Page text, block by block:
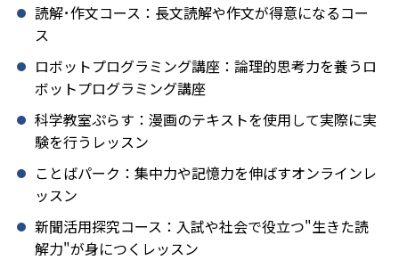
読解･作文コース：長文読解や作文が得意になるコー
ス
ロボットプログラミング講座：論理的思考力を養うロ
ボットプログラミング講座
科学教室ぷらす：漫画のテキストを使用して実際に実
験を行うレッスン
ことばパーク：集中力や記憶力を伸ばすオンラインレ
ッスン
新聞活用探究コース：入試や社会で役立つ"生きた読
解力"が身につくレッスン